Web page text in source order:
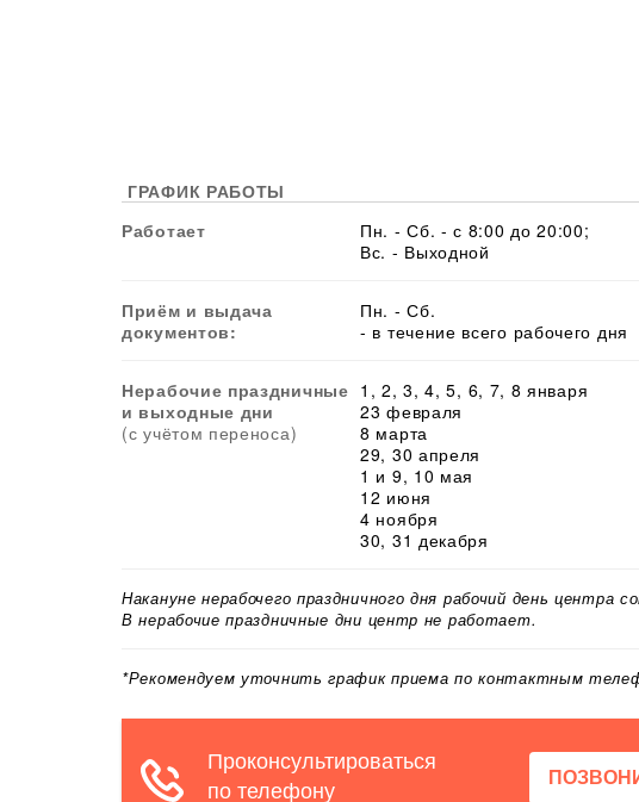
ГРАФИК РАБОТЫ
Работает
Пн. - Сб. - с 8:00 до 20:00;
Вс. - Выходной
Приём и выдача
документов:
Пн. - Сб.
- в течение всего рабочего дня
Нерабочие праздничные
и выходные дни
(с учётом переноса)
1, 2, 3, 4, 5, 6, 7, 8 января
23 февраля
8 марта
29, 30 апреля
1 и 9, 10 мая
12 июня
4 ноября
30, 31 декабря
Накануне нерабочего праздничного дня рабочий день центра
В нерабочие праздничные дни центр не работает.
*Рекомендуем уточнить график приема по контактным